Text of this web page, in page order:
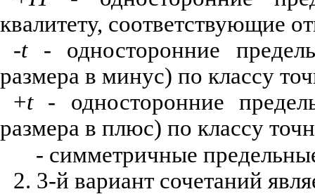
квалитету, соответствующие от
-t- односторонние предел
размера в минус) по классу
+t- односторонние
размера в плюс) по классу
- симметричные
2. 3-й вариант сочетаний